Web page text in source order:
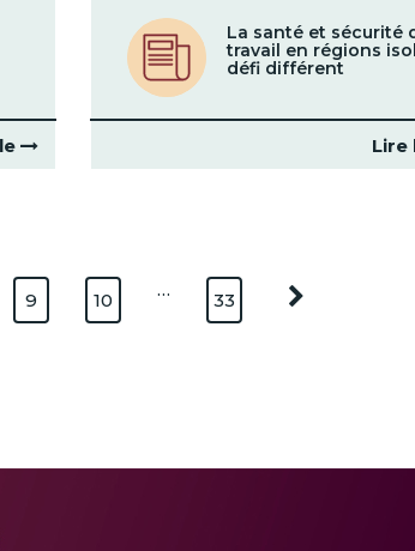
La santé et sécurité
travail en régions
défi différent
Lire
9 10 … 33